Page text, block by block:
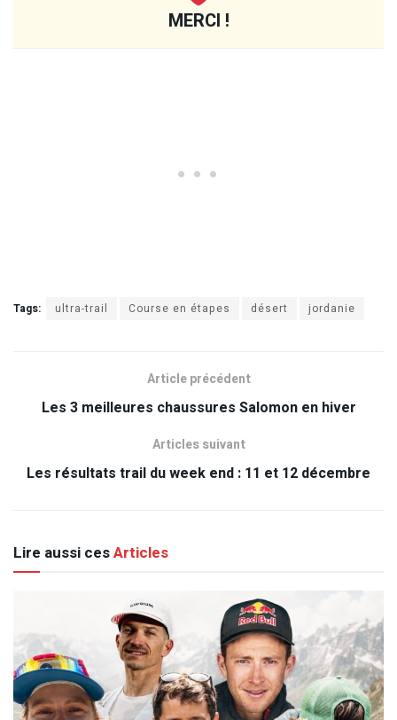
MERCI !
Tags: ultra-trail Course en étapes désert jordanie
Article précédent
Les 3 meilleures chaussures Salomon en hiver
Articles suivant
Les résultats trail du week end : 11 et 12 décembre
Lire aussi cesArticles